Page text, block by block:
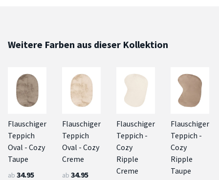
Weitere Farben aus dieser Kollektion
Flauschiger
Teppich
Oval - Cozy
Taupe
ab 34.95
Flauschiger
Teppich
Oval - Cozy
Creme
ab 34.95
Flauschiger
Teppich -
Cozy
Ripple
Creme
Flauschiger
Teppich -
Cozy
Ripple
Taupe